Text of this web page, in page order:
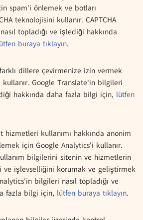
spam'i önlemek ve botları
teknolojisini kullanır. CAPTCHA
topladığı ve işlediği hakkında
buraya tıklayın.
dillere çevirmenize izin vermek
Google Translate'in bilgileri
hakkında daha fazla bilgi için, lütfen
hizmetleri kullanımı hakkında anonim
için Google Analytics'i kullanır.
bilgilerini sitenin ve hizmetlerin
ve işlevselliğini korumak ve geliştirmek
bilgileri nasıl topladığı ve
fazla bilgi için, lütfen buraya tıklayın.